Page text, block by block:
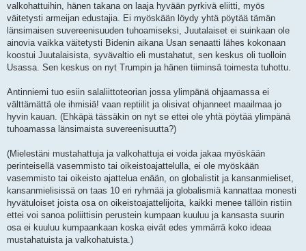
valkohattuihin, hänen takana on laaja hyvään pyrkivä eliitti, myös
väitetysti armeijan edustajia. Ei myöskään löydy yhtä pöytää tämän
länsimaisen suvereenisuuden tuhoamiseksi, Juutalaiset ei suinkaan ole
ainovia vaikka väitetysti Bidenin aikana Usan senaatti lähes kokonaan
koostui Juutalaisista, syvävaltio eli mustahatut, sen keskus oli tuolloin
Usassa. Sen keskus on nyt Trumpin ja hänen tiiminsä toimesta tuhottu.
Antinniemi tuo esiin salaliittoteorian jossa ylimpänä ohjaamassa ei
välttämättä ole ihmisiä! vaan reptiilit ja olisivat ohjanneet maailmaa jo
hyvin kauan. (Ehkäpä tässäkin on nyt se ettei ole yhtä pöytää ylimpänä
tuhoamassa länsimaista suvereenisuutta?)
(Mielestäni mustahattuja ja valkohattuja ei voida jakaa myöskään
perinteisellä vasemmisto tai oikeistoajattelulla, ei ole myöskään
vasemmisto tai oikeisto ajattelua enään, on globalistit ja kansanmieliset,
kansanmielisissä on taas 10 eri ryhmää ja globalismiä kannattaa monesti
hyvätuloiset joista osa on oikeistoajattelijoita, kaikki menee tällöin ristiin
ettei voi sanoa poliittisin perustein kumpaan kuuluu ja kansasta suurin
osa ei kuuluu kumpaankaan koska eivät edes ymmärrä koko ideaa
mustahatuista ja valkohatuista.)